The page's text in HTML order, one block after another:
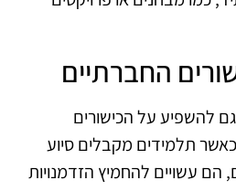
החברתיים
להשפיע על הכישורים
תלמידים מקבלים סיוע
הם עשויים להחמיץ הזדמנויות